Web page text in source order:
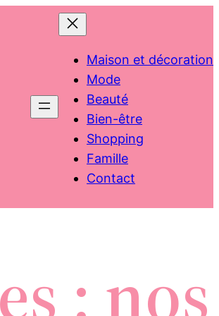
Maison et décoration
Mode
Beauté
Bien-être
Shopping
Famille
Contact
: nos